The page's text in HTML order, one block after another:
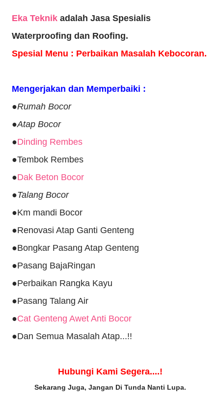
Eka Teknik adalah Jasa Spesialis
Waterproofing dan Roofing.
Spesial Menu : Perbaikan Masalah Kebocoran.
Mengerjakan dan Memperbaiki :
●Rumah Bocor
●Atap Bocor
●Dinding Rembes
●Tembok Rembes
●Dak Beton Bocor
●Talang Bocor
●Km mandi Bocor
●Renovasi Atap Ganti Genteng
●Bongkar Pasang Atap Genteng
●Pasang BajaRingan
●Perbaikan Rangka Kayu
●Pasang Talang Air
●Cat Genteng Awet Anti Bocor
●Dan Semua Masalah Atap...!!
Hubungi Kami Segera....!
Sekarang Juga, Jangan Di Tunda Nanti Lupa.